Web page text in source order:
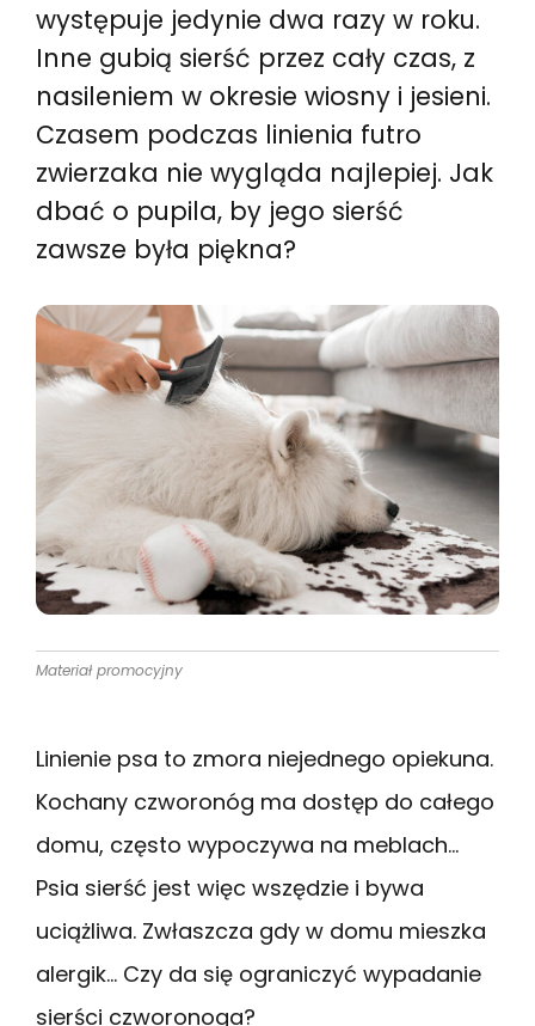
występuje jedynie dwa razy w roku.
Inne gubią sierść przez cały czas, z
nasileniem w okresie wiosny i jesieni.
Czasem podczas linienia futro
zwierzaka nie wygląda najlepiej. Jak
dbać o pupila, by jego sierść
zawsze była piękna?
Materiał promocyjny
Linienie psa to zmora niejednego opiekuna.
Kochany czworonóg ma dostęp do całego
domu, często wypoczywa na meblach…
Psia sierść jest więc wszędzie i bywa
uciążliwa. Zwłaszcza gdy w domu mieszka
alergik… Czy da się ograniczyć wypadanie
sierści czworonoga?